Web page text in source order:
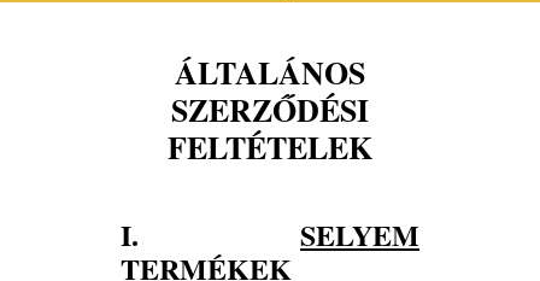
ÁLTALÁNOS
SZERZŐDÉSI
FELTÉTELEK
I. SELYEM
TERMÉKEK